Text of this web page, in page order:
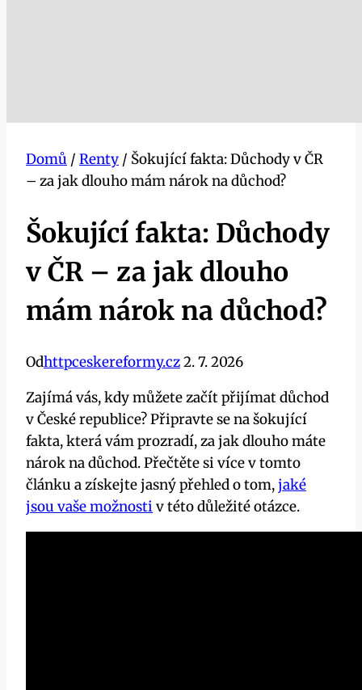
Domů / Renty / Šokující fakta: Důchody v ČR
– za jak dlouho mám nárok na důchod?
Šokující fakta: Důchody
v ČR – za jak dlouho
mám nárok na důchod?
Odhttpceskereformy.cz2. 7. 2026
Zajímá vás, kdy můžete začít přijímat důchod
v České republice? Připravte se na šokující
fakta, která vám prozradí, za jak dlouho máte
nárok na důchod. Přečtěte si více v tomto
článku a získejte jasný přehled o tom,jaké
jsou vaše možnosti v této důležité otázce.